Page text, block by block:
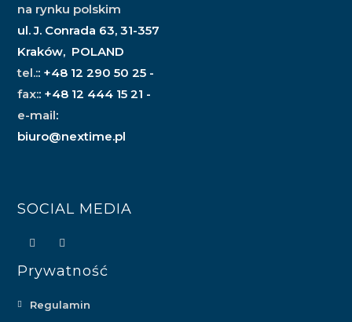
na rynku polskim
ul. J. Conrada 63, 31-357
Kraków, POLAND
tel.:: +48 12 290 50 25 -
fax:: +48 12 444 15 21 -
e-mail:
biuro@nextime.pl
SOCIAL MEDIA
Prywatność
Regulamin